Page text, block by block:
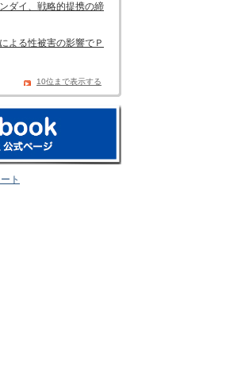
ダイ、戦略的提携の締
よる性被害の影響でＰ
10位まで表示する
ト